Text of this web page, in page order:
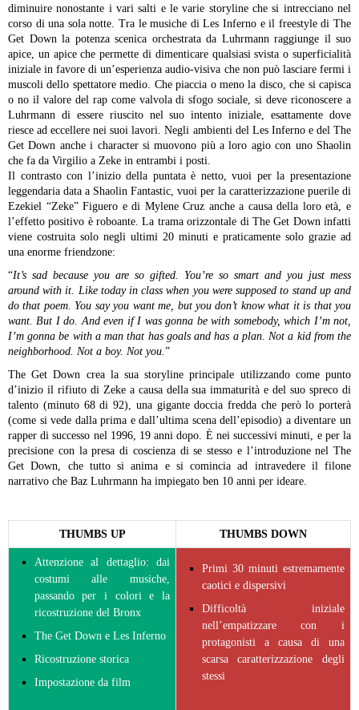
diminuire nonostante i vari salti e le varie storyline che si intrecciano nel
corso di una sola notte. Tra le musiche di Les Inferno e il freestyle di The
Get Down la potenza scenica orchestrata da Luhrmann raggiunge il suo
apice, un apice che permette di dimenticare qualsiasi svista o superficialità
iniziale in favore di un’esperienza audio-visiva che non può lasciare fermi i
muscoli dello spettatore medio. Che piaccia o meno la disco, che si capisca
o no il valore del rap come valvola di sfogo sociale, si deve riconoscere a
Luhrmann di essere riuscito nel suo intento iniziale, esattamente dove
riesce ad eccellere nei suoi lavori. Negli ambienti del Les Inferno e del The
Get Down anche i character si muovono più a loro agio con uno Shaolin
che fa da Virgilio a Zeke in entrambi i posti.
Il contrasto con l’inizio della puntata è netto, vuoi per la presentazione
leggendaria data a Shaolin Fantastic, vuoi per la caratterizzazione puerile di
Ezekiel “Zeke” Figuero e di Mylene Cruz anche a causa della loro età, e
l’effetto positivo è roboante. La trama orizzontale di The Get Down infatti
viene costruita solo negli ultimi 20 minuti e praticamente solo grazie ad
una enorme friendzone:
“It’s sad because you are so gifted. You’re so smart and you just mess
around with it. Like today in class when you were supposed to stand up and
do that poem. You say you want me, but you don’t know what it is that you
want. But I do. And even if I was gonna be with somebody, which I’m not,
I’m gonna be with a man that has goals and has a plan. Not a kid from the
neighborhood. Not a boy. Not you.”
The Get Down crea la sua storyline principale utilizzando come punto
d’inizio il rifiuto di Zeke a causa della sua immaturità e del suo spreco di
talento (minuto 68 di 92), una gigante doccia fredda che però lo porterà
(come si vede dalla prima e dall’ultima scena dell’episodio) a diventare un
rapper di successo nel 1996, 19 anni dopo. È nei successivi minuti, e per la
precisione con la presa di coscienza di se stesso e l’introduzione nel The
Get Down, che tutto si anima e si comincia ad intravedere il filone
narrativo che Baz Luhrmann ha impiegato ben 10 anni per ideare.
THUMBS UP THUMBS DOWN
Attenzione al dettaglio: dai
costumi alle musiche,
passando per i colori e la
ricostruzione del Bronx
The Get Down e Les Inferno
Ricostruzione storica
Impostazione da film
Primi 30 minuti estremamente
caotici e dispersivi
Difficoltà iniziale
nell’empatizzare con i
protagonisti a causa di una
scarsa caratterizzazione degli
stessi